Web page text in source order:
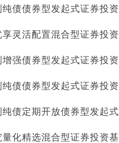
债债券型发起式证券投
灵活配置混合型证券投
强债券型发起式证券投
债债券型发起式证券投
债定期开放债券型发起
化精选混合型证券投资